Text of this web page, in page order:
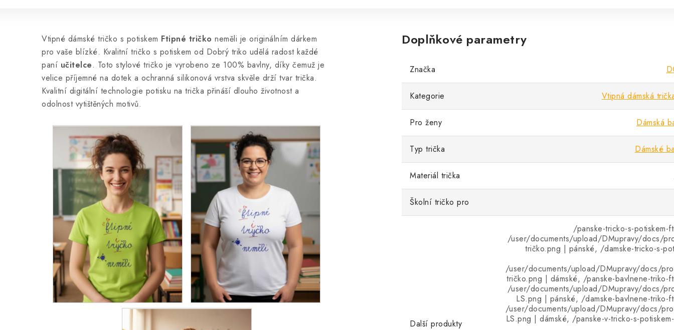
Vtipné dámské tričko s potiskem Ftipné tričko neměli je originálním dárkem
pro vaše blízké. Kvalitní tričko s potiskem od Dobrý triko udělá radost každé
paní učitelce. Toto stylové tričko je vyrobeno ze 100% bavlny, díky čemuž je
velice příjemné na dotek a ochranná silikonová vrstva skvěle drží tvar trička.
Kvalitní digitální technologie potisku na trička přináší dlouho životnost a
odolnost vytištěných motivů.
Doplňkové parametry
Značka
Kategorie Vtipná dámská
Pro ženy Dámská
Typ trička Dámské
Materiál trička
Školní tričko pro
Další produkty
/panske-tricko-s-
/user/documents/upload/DMupravy/docs/
tričko.png | pánské, /damske-tricko-s-
/user/documents/upload/DMupravy/docs/
tričko.png | dámské, /panske-bavlnene-triko-
/user/documents/upload/DMupravy/docs/
LS.png | pánské, /damske-bavlnene-triko-
/user/documents/upload/DMupravy/docs/
LS.png | dámské, /panske-v-tricko-s-